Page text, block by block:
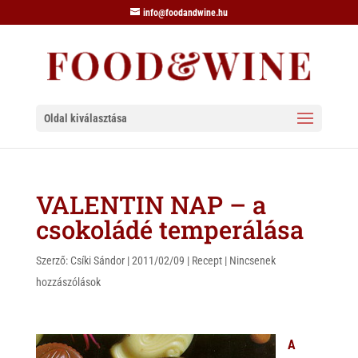
info@foodandwine.hu
Oldal kiválasztása
VALENTIN NAP – a
csokoládé temperálása
Szerző: Csíki Sándor|2011/02/09 | Recept| Nincsenek
hozzászólások
A